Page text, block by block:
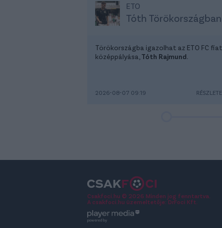
ETO
Tóth Törökországban
Törökországba igazolhat az ETO FC
középpályása, Tóth Rajmund.
2026-08-07 09:19
Csakfoci.hu © 2026 Minden jog fenntartva.
A csakfoci.hu üzemeltetője: DrFoci Kft.
powered by